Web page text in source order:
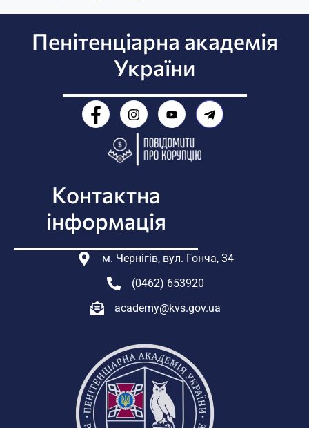
Пенітенціарна академія
України
Контактна
інформація
м. Чернігів, вул. Гонча, 34
(0462) 653920
academy@kvs.gov.ua